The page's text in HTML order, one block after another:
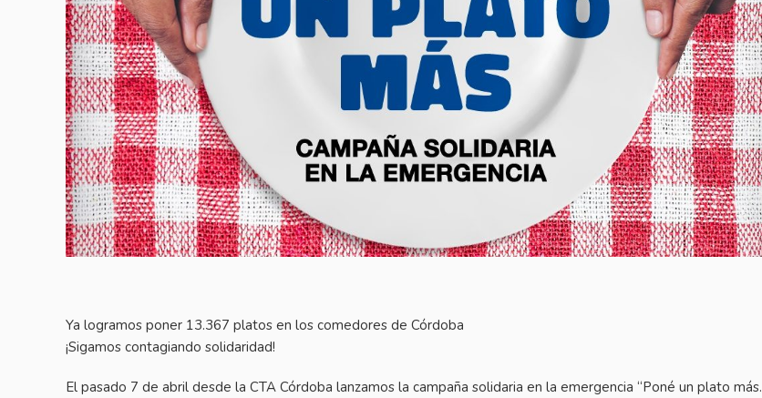
Ya logramos poner 13.367 platos en los comedores de Córdoba
¡Sigamos contagiando solidaridad!
El pasado 7 de abril desde la CTA Córdoba lanzamos la campaña solidaria en la emergencia “Poné un plato más.